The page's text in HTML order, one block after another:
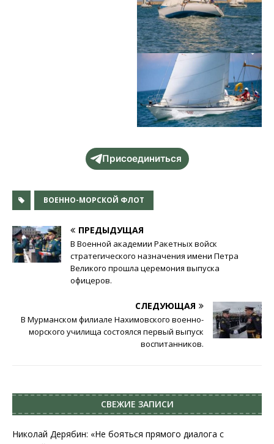
Присоединиться
ВОЕННО-МОРСКОЙ ФЛОТ
ПРЕДЫДУЩАЯ
В Военной академии Ракетных войск
стратегического назначения имени Петра
Великого прошла церемония выпуска
офицеров.
СЛЕДУЮЩАЯ
В Мурманском филиале Нахимовского военно-
морского училища состоялся первый выпуск
воспитанников.
СВЕЖИЕ ЗАПИСИ
Николай Дерябин: «Не бояться прямого диалога с